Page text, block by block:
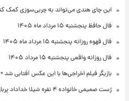
این چای هندی می‌تواند به چربی‌سوزی کمک
فال حافظ پنجشنبه ۱۵ مرداد ماه ۱۴۰۵
فال قهوه روزانه پنجشنبه ۱۵ مرداد ماه ۱۴۰۵
فال روزانه واقعی پنجشنبه ۱۵ مرداد ۱۴۰۵
بازیگر فیلم اخراجی‌ها با این عکس آفتابی
ژست صمیمی خانواده ۴ نفره شیلا خداداد پربازدید شد + عکس